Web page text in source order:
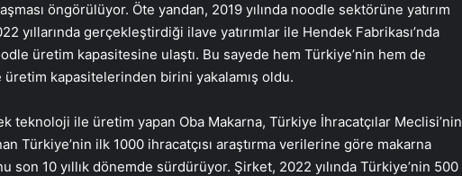
öngörülüyor. Öte yandan, 2019 yılında noodle sektörüne yatırım
yıllarında gerçekleştirdiği ilave yatırımlar ile Hendek Fabrikası’nda
üretim kapasitesine ulaştı. Bu sayede hem Türkiye’nin hem de
üretim kapasitelerinden birini yakalamış oldu.
teknoloji ile üretim yapan Oba Makarna, Türkiye İhracatçılar Meclisi’nin
Türkiye’nin ilk 1000 ihracatçısı araştırma verilerine göre makarna
son 10 yıllık dönemde sürdürüyor. Şirket, 2022 yılında Türkiye’nin 500